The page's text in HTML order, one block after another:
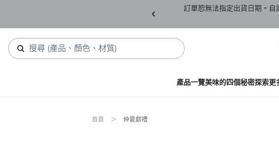
訂單恕無法指定出貨日期。自
產品一覽美味的四個秘密探索更
首頁 仲夏獻禮